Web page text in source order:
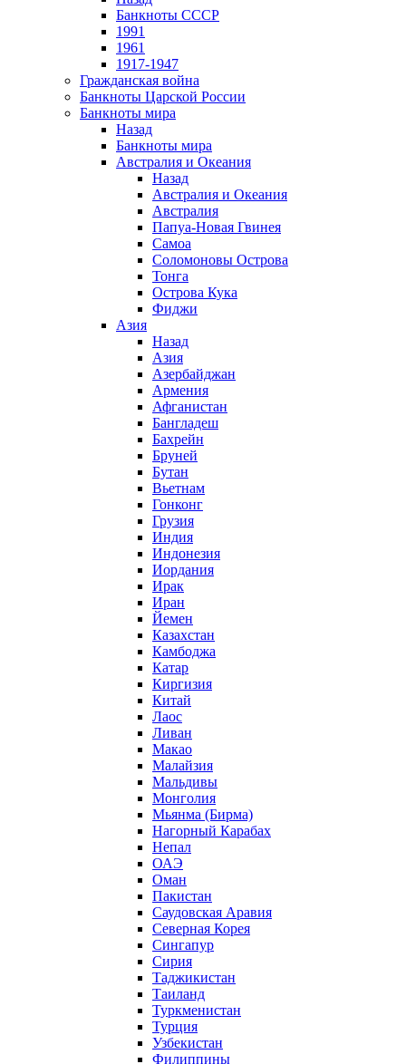
Банкноты СССР
1991
1961
1917-1947
Гражданская война
Банкноты Царской России
Банкноты мира
Назад
Банкноты мира
Австралия и Океания
Назад
Австралия и Океания
Австралия
Папуа-Новая Гвинея
Самоа
Соломоновы Острова
Тонга
Острова Кука
Фиджи
Азия
Назад
Азия
Азербайджан
Армения
Афганистан
Бангладеш
Бахрейн
Бруней
Бутан
Вьетнам
Гонконг
Грузия
Индия
Индонезия
Иордания
Ирак
Иран
Йемен
Казахстан
Камбоджа
Катар
Киргизия
Китай
Лаос
Ливан
Макао
Малайзия
Мальдивы
Монголия
Мьянма (Бирма)
Нагорный Карабах
Непал
ОАЭ
Оман
Пакистан
Саудовская Аравия
Северная Корея
Сингапур
Сирия
Таджикистан
Таиланд
Туркменистан
Турция
Узбекистан
Филиппины